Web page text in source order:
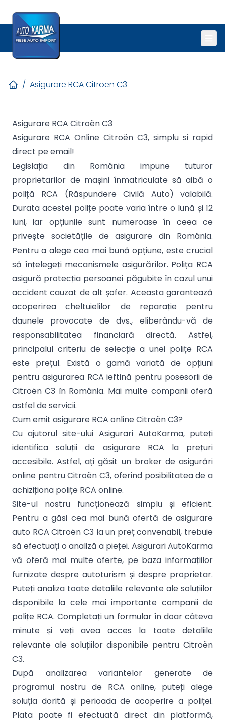
/ Asigurare RCA Citroën C3
Asigurare RCA Citroën C3
Asigurare RCA Online Citroën C3, simplu si rapid
direct pe email!
Legislația din România impune tuturor
proprietarilor de mașini înmatriculate să aibă o
poliță RCA (Răspundere Civilă Auto) valabilă.
Durata acestei polițe poate varia între o lună și 12
luni, iar opțiunile sunt numeroase în ceea ce
privește societățile de asigurare din România.
Pentru a alege cea mai bună opțiune, este crucial
să înțelegeți mecanismele asigurărilor. Polița RCA
asigură protecția persoanei păgubite în cazul unui
accident cauzat de alt șofer. Aceasta garantează
acoperirea cheltuielilor de reparație pentru
daunele provocate de dvs., eliberându-vă de
responsabilitatea financiară directă. Astfel,
principalul criteriu de selecție a unei polițe RCA
este prețul. Există o gamă variată de opțiuni
pentru asigurarea RCA ieftină pentru posesorii de
Citroën C3 în România. Mai multe companii oferă
astfel de servicii.
Cum emit asigurare RCA online Citroën C3?
Cu ajutorul site-ului Asigurari AutoKarma, puteți
identifica soluții de asigurare RCA la prețuri
accesibile. Astfel, ați găsit un broker de asigurări
online pentru Citroën C3, oferind posibilitatea de a
achiziționa polițe RCA online.
Site-ul nostru funcționează simplu și eficient.
Pentru a găsi cea mai bună ofertă de asigurare
auto RCA Citroën C3 la un preț convenabil, trebuie
să efectuați o analiză a pieței. Asigurari AutoKarma
vă oferă mai multe oferte, pe baza informațiilor
furnizate despre autoturism și despre proprietar.
Puteți analiza toate detaliile relevante ale soluțiilor
disponibile la cele mai importante companii de
polițe RCA. Completați un formular în doar câteva
minute și veți avea acces la toate detaliile
relevante ale soluțiilor disponibile pentru Citroën
C3.
După analizarea variantelor generate de
programul nostru de RCA online, puteți alege
soluția dorită și perioada de acoperire a poliței.
Plata poate fi efectuată direct din platformă,